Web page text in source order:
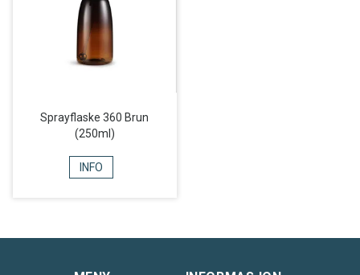
Sprayflaske 360 Brun
(250ml)
INFO